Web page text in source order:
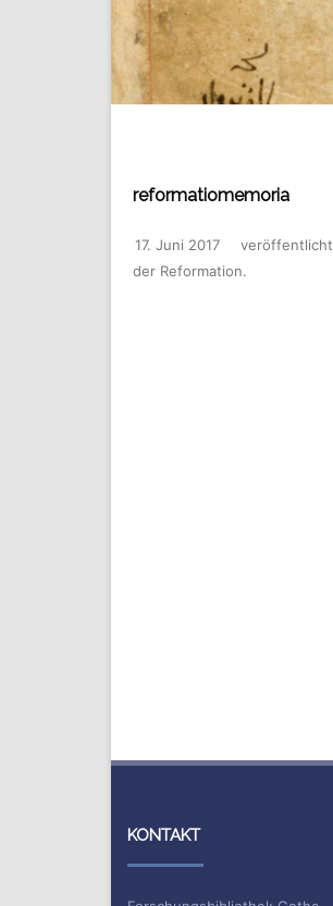
reformatiomemoria
veröffentlicht
17. Juni 2017
der Reformation.
KONTAKT